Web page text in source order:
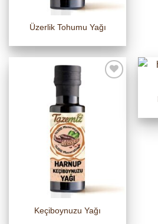
Üzerlik Tohumu Yağı
Keçiboynuzu Yağı